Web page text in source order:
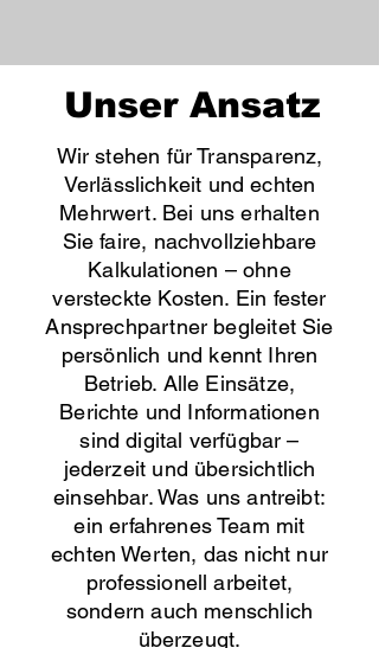
Unser Ansatz
Wir stehen für Transparenz,
Verlässlichkeit und echten
Mehrwert. Bei uns erhalten
Sie faire, nachvollziehbare
Kalkulationen – ohne
versteckte Kosten. Ein fester
Ansprechpartner begleitet Sie
persönlich und kennt Ihren
Betrieb. Alle Einsätze,
Berichte und Informationen
sind digital verfügbar –
jederzeit und übersichtlich
einsehbar. Was uns antreibt:
ein erfahrenes Team mit
echten Werten, das nicht nur
professionell arbeitet,
sondern auch menschlich
überzeugt.